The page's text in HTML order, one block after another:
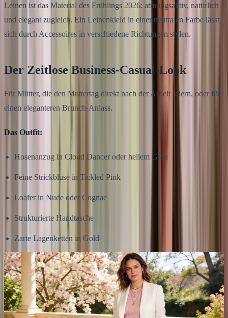
Leinen ist das Material des Frühlings 2026: atmungsaktiv, natürlich
und elegant zugleich. Ein Leinenkleid in einer neutralen Farbe lässt
sich durch Accessoires in verschiedene Richtungen stylen.
Der Zeitlose Business-Casual-Look
Für Mütter, die den Muttertag direkt nach der Arbeit feiern, oder für
einen eleganteren Brunch-Anlass.
Das Outfit:
Hosenanzug in Cloud Dancer oder hellem Grau
Feine Strickbluse in Tickled Pink
Loafer in Nude oder Cognac
Strukturierte Handtasche
Zarte Lagenketten in Gold